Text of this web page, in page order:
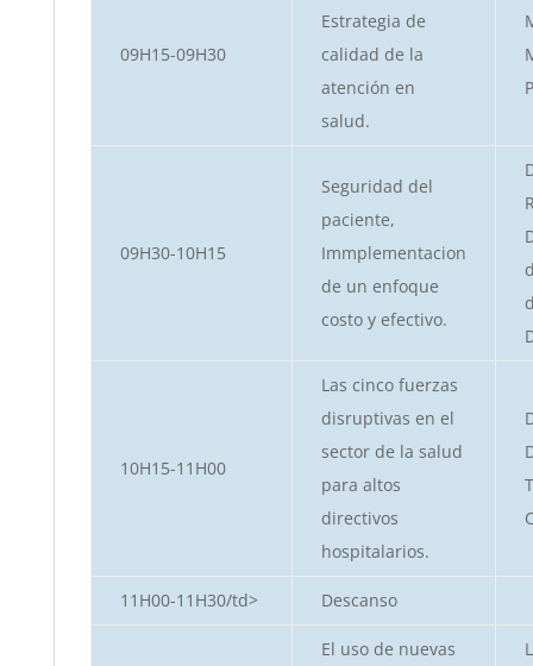
09H15-09H30
Estrategia de
calidad de la
atención en
salud.
09H30-10H15
Seguridad del
paciente,
Immplementacion
de un enfoque
costo y efectivo.
10H15-11H00
Las cinco fuerzas
disruptivas en el
sector de la salud
para altos
directivos
hospitalarios.
11H00-11H30/td> Descanso
El uso de nuevas